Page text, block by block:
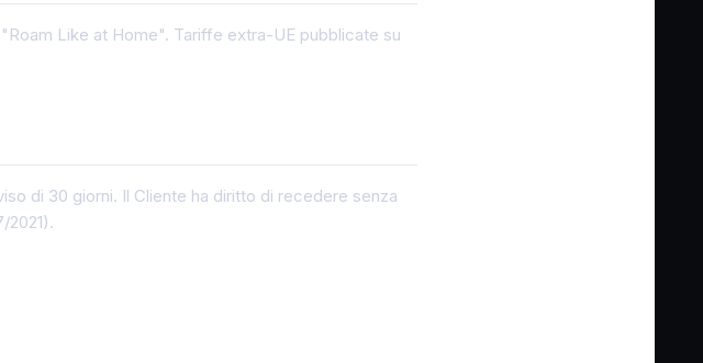
Like at Home". Tariffe extra-UE pubblicate su
di 30 giorni. Il Cliente ha diritto di recedere senza
2021).